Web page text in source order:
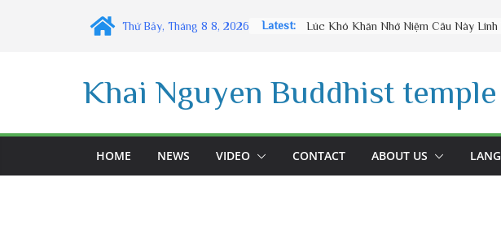
Thứ Bảy, Tháng 8 8, 2026 Latest:
Khai Nguyen Buddhist temple
HOME NEWS VIDEO CONTACT ABOUT US LANG